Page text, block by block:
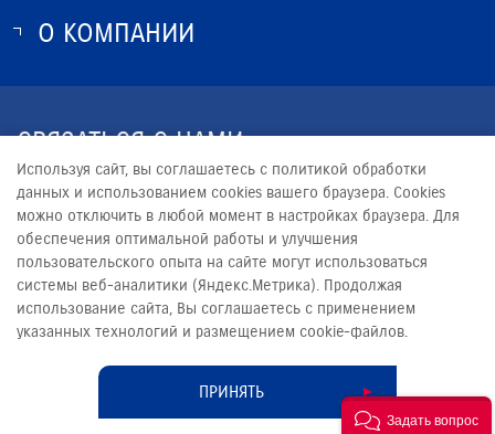
НОВОСТИ
О КОМПАНИИ
СВЯЗАТЬСЯ С НАМИ
+7 (8442) 68-59-24
SUZUKI@ARKONT.RU
© 2026
Сделано в ПЕРКС
Используя сайт, вы соглашаетесь с политикой обработки
данных и использованием cookies вашего браузера. Cookies
можно отключить в любой момент в настройках браузера. Для
обеспечения оптимальной работы и улучшения
пользовательского опыта на сайте могут использоваться
системы веб-аналитики (Яндекс.Метрика). Продолжая
использование сайта, Вы соглашаетесь с применением
указанных технологий и размещением cookie-файлов.
ПРИНЯТЬ
Задать вопрос